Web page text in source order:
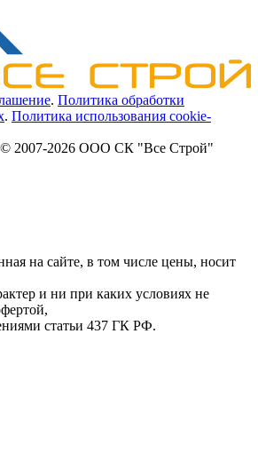
. Политика обработки
. Политика использования cookie-
2007-2026 ООО СК "Все Строй"
на сайте, в том числе цены, носит
и ни при каких условиях не
статьи 437 ГК РФ.